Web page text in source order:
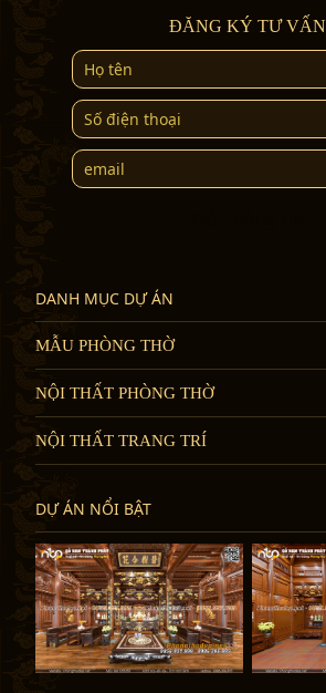
ĐĂNG KÝ TƯ VẤN
DANH MỤC DỰ ÁN
MẪU PHÒNG THỜ
NỘI THẤT PHÒNG THỜ
NỘI THẤT TRANG TRÍ
DỰ ÁN NỔI BẬT